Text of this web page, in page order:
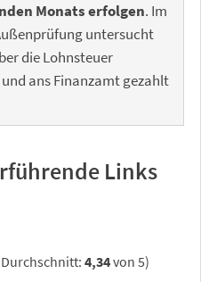
Monats erfolgen. Im
untersucht
die Lohnsteuer
ans Finanzamt gezahlt
Links
4,34von 5)